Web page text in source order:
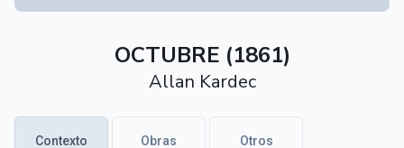
a crear una Bibliotèca Espírita
Obras póstumas de Allan Kardec
Hippolyte Léon Denizard Rivail
OCTUBRE (1861)
Allan Kardec
Contexto
Obras
Otros